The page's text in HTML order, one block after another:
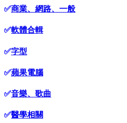
✅商業、網路、一般
✅軟體合輯
✅字型
✅蘋果電腦
✅音樂、歌曲
✅醫學相關